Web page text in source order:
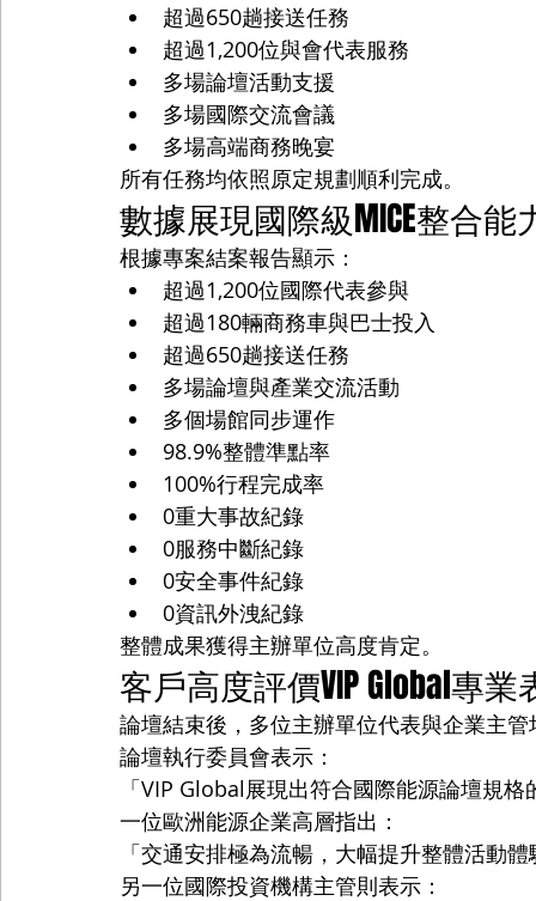
超過650趟接送任務
超過1,200位與會代表服務
多場論壇活動支援
多場國際交流會議
多場高端商務晚宴
所有任務均依照原定規劃順利完成。
數據展現國際級MICE整合能
根據專案結案報告顯示：
超過1,200位國際代表參與
超過180輛商務車與巴士投入
超過650趟接送任務
多場論壇與產業交流活動
多個場館同步運作
98.9%整體準點率
100%行程完成率
0重大事故紀錄
0服務中斷紀錄
0安全事件紀錄
0資訊外洩紀錄
整體成果獲得主辦單位高度肯定。
客戶高度評價VIP Global專業
論壇結束後，多位主辦單位代表與企業主
論壇執行委員會表示：
「VIP Global展現出符合國際能源論壇規
一位歐洲能源企業高層指出：
「交通安排極為流暢，大幅提升整體活動
另一位國際投資機構主管則表示：